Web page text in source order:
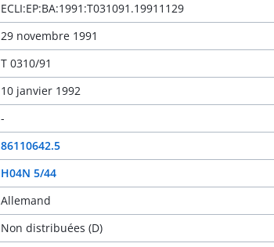
ECLI:EP:BA:1991:T031091.19911129
29 novembre 1991
T 0310/91
10 janvier 1992
-
86110642.5
H04N 5/44
Allemand
Non distribuées (D)